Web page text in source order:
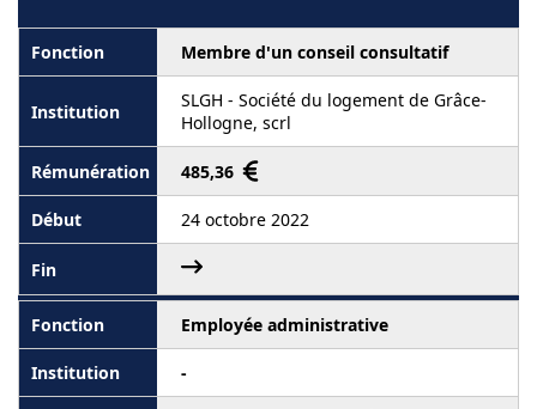
Membre d'un conseil consultatif
SLGH - Société du logement de Grâce-
Hollogne, scrl
485,36
24 octobre 2022
Employée administrative
-